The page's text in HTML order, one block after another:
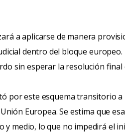
a aplicarse de manera
dentro del bloque
sin esperar la resolución
por este esquema transitorio
Europea. Se estima que
y medio, lo que no impedirá el